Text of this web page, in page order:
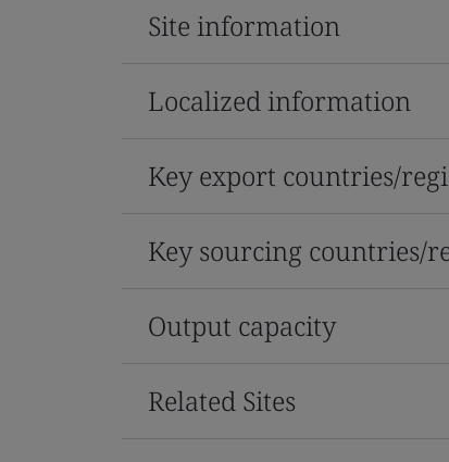
Site information
Localized information
Key export countries/
Key sourcing countries/
Output capacity
Related Sites